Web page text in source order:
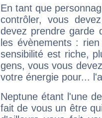
En tant que
contrôler, vous
devez prendre garde
les évènements :
sensibilité est riche,
gens, vous vous
votre énergie pour...
Neptune étant l'une
fait de vous un être